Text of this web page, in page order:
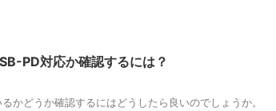
PD対応か確認するには？
かどうか確認するにはどうしたら良いのでしょうか。